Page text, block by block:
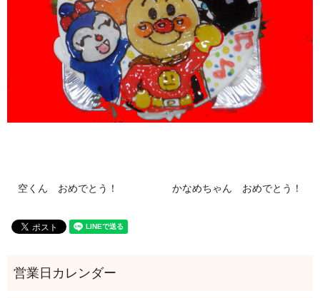
空くん おめでとう！ かなめちゃん おめでとう！